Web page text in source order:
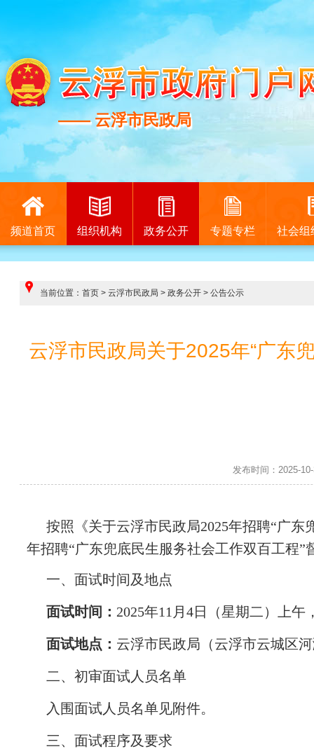
—— 云浮市民政局
—— 云浮市民政局
频道首页 组织机构 政务公开 专题专栏 社会组
当前位置： 首页 > 云浮市民政局 > 政务公开 > 公告公示
云浮市民政局关于2025年“广东
发布时间：2025-
按照《关于云浮市民政局2025年招聘“广
年招聘“广东兜底民生服务社会工作双百工程
一、面试时间及地点
面试时间： 2025年11月4日（星期二）上
面试地点： 云浮市民政局（云浮市云城区
二、初审面试人员名单
入围面试人员名单见附件。
三、面试程序及要求